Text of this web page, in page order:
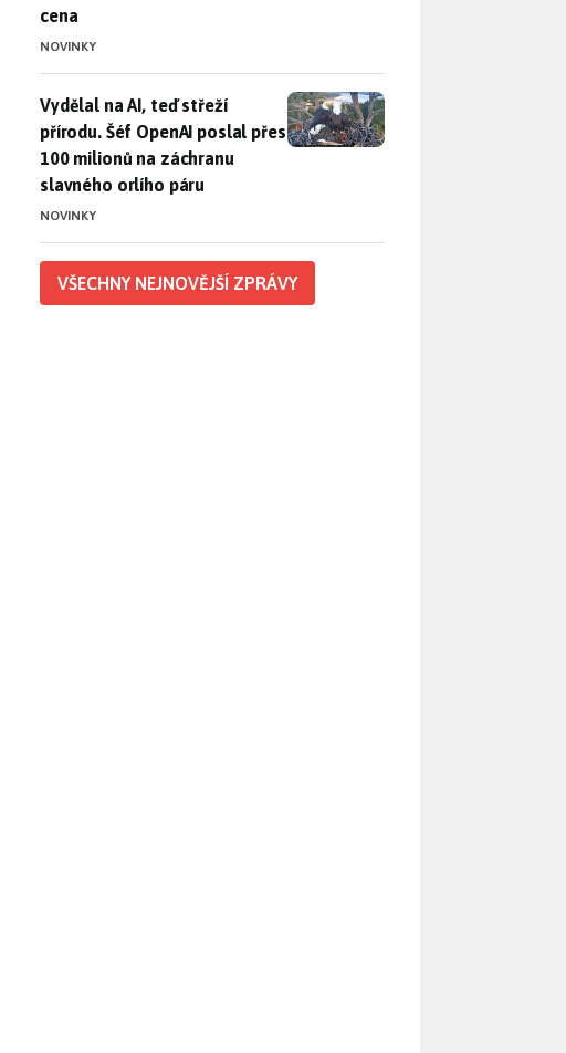
cena
NOVINKY
Vydělal na AI, teď střeží přírodu. Šéf OpenAI poslal přes 100
Vydělal na AI, teď střeží
přírodu. Šéf OpenAI poslal přes
100 milionů na záchranu
slavného orlího páru
NOVINKY
VŠECHNY NEJNOVĚJŠÍ ZPRÁVY